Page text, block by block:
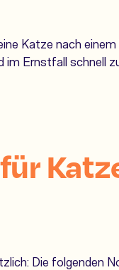
Katze nach
Ernstfall schnell
Die folgenden